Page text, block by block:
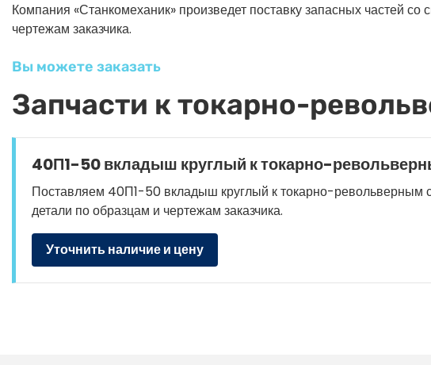
Компания «Станкомеханик» произведет поставку запасных частей
чертежам заказчика.
Вы можете заказать
Запчасти к токарно-
40П1-50 вкладыш круглый к токарно-
Поставляем 40П1-50 вкладыш круглый к токарно-револьверным
детали по образцам и чертежам заказчика.
Уточнить наличие и цену